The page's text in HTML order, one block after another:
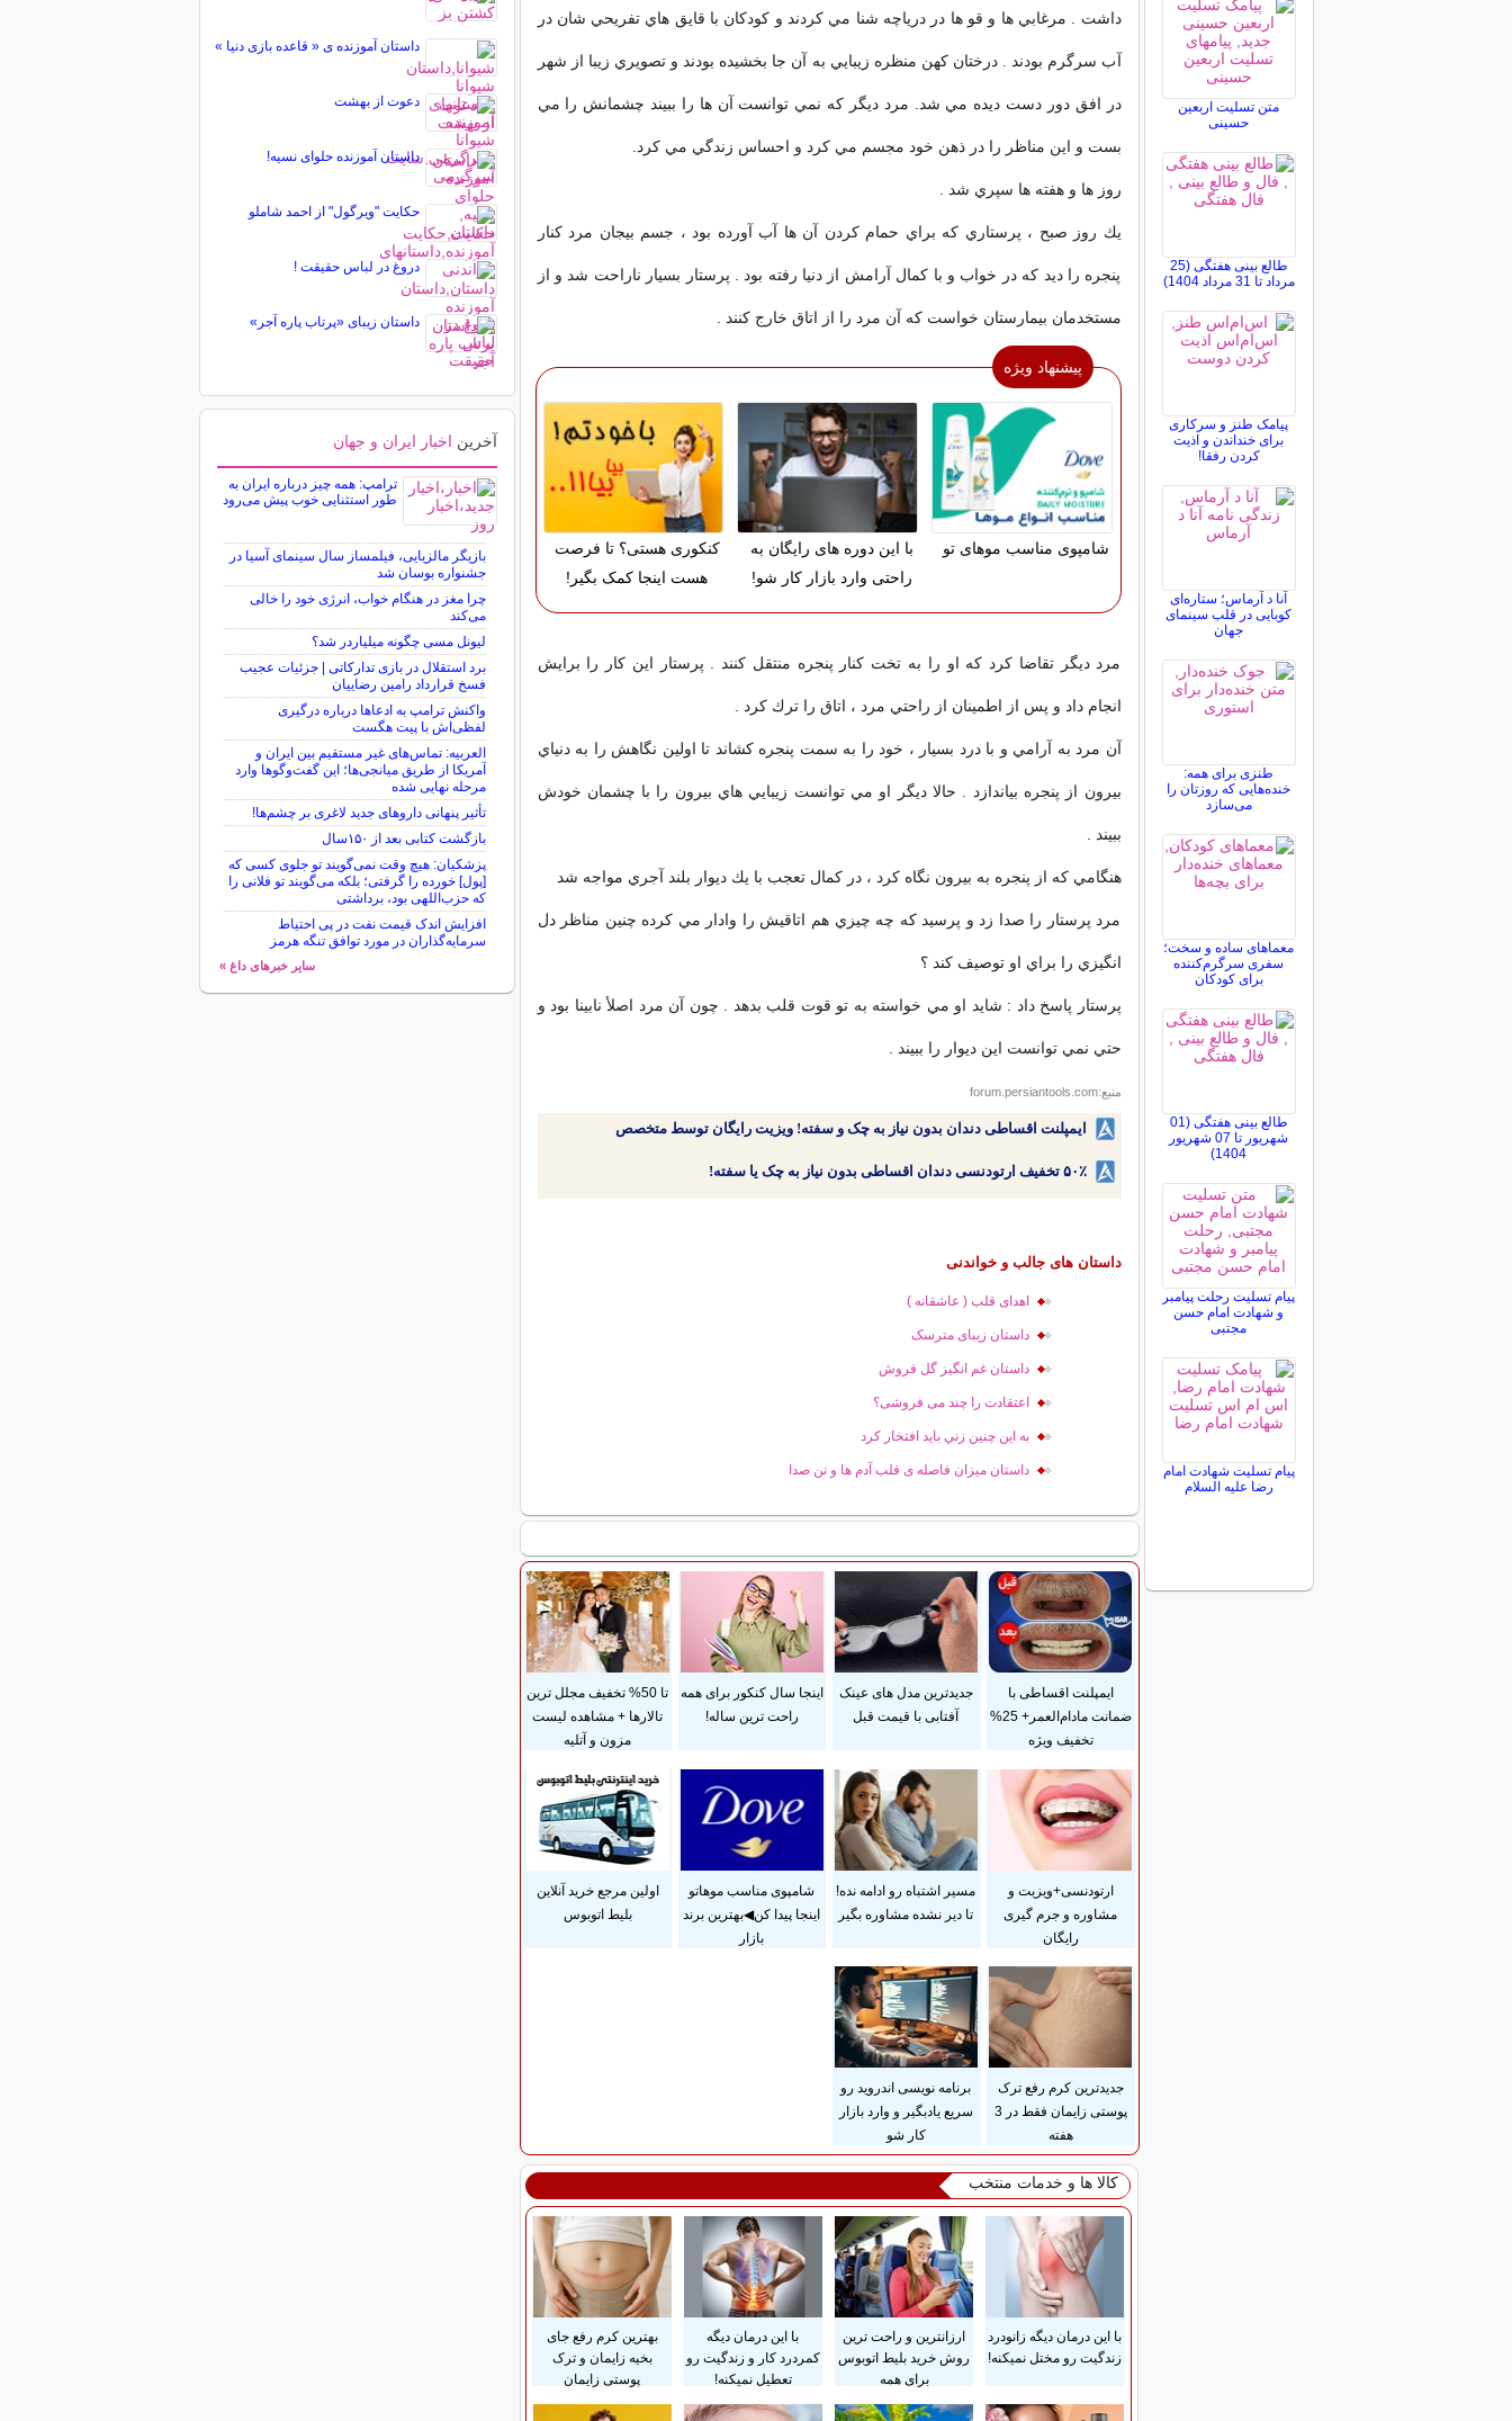
داشت . مرغابي ها و قو ها در درياچه شنا مي كردند و كودكان با قايق هاي تفريحي شان در
آب سرگرم بودند . درختان كهن منظره زيبايي به آن جا بخشيده بودند و تصويري زيبا از شهر
در افق دور دست ديده مي شد. مرد ديگر كه نمي توانست آن ها را ببيند چشمانش را مي
بست و اين مناظر را در ذهن خود مجسم مي كرد و احساس زندگي مي كرد.
روز ها و هفته ها سپري شد .
يك روز صبح ، پرستاري كه براي حمام كردن آن ها آب آورده بود ، جسم بيجان مرد كنار
پنجره را ديد كه در خواب و با كمال آرامش از دنيا رفته بود . پرستار بسيار ناراحت شد و از
مستخدمان بيمارستان خواست كه آن مرد را از اتاق خارج كنند .
پیشنهاد ویژه
شامپوی مناسب موهای تو
با این دوره های رایگان به
راحتی وارد بازار کار شو!
کنکوری هستی؟ تا فرصت
هست اینجا کمک بگیر!
مرد ديگر تقاضا كرد كه او را به تخت كنار پنجره منتقل كنند . پرستار اين كار را برايش
انجام داد و پس از اطمينان از راحتي مرد ، اتاق را ترك كرد .
آن مرد به آرامي و با درد بسيار ، خود را به سمت پنجره كشاند تا اولين نگاهش را به دنياي
بيرون از پنجره بياندازد . حالا ديگر او مي توانست زيبايي هاي بيرون را با چشمان خودش
ببيند .
هنگامي كه از پنجره به بيرون نگاه كرد ، در كمال تعجب با يك ديوار بلند آجري مواجه شد
مرد پرستار را صدا زد و پرسيد كه چه چيزي هم اتاقيش را وادار مي كرده چنين مناظر دل
انگيزي را براي او توصيف كند ؟
پرستار پاسخ داد : شايد او مي خواسته به تو قوت قلب بدهد . چون آن مرد اصلأ نابينا بود و
حتي نمي توانست اين ديوار را ببيند .
منبع:forum.persiantools.com
ایمپلنت اقساطی دندان بدون نیاز به چک و سفته! ویزیت رایگان توسط متخصص
۵۰٪ تخفیف ارتودنسی دندان اقساطی بدون نیاز به چک یا سفته!
داستان های جالب و خواندنی
اهدای قلب ( عاشقانه )
داستان زیبای مترسک
داستان غم انگیز گل فروش
اعتقادت را چند می فروشی؟
به اين چنين زني بايد افتخار كرد
داستان میزان فاصله ی قلب آدم ها و تن صدا
ایمپلنت اقساطی با
ضمانت مادام‌العمر+ 25%
تخفیف ویژه
جدیدترین مدل های عینک
آفتابی با قیمت قبل
اینجا سال کنکور برای همه
راحت ترین ساله!
تا 50% تخفیف مجلل ترین
تالارها + مشاهده لیست
مزون و آتلیه
ارتودنسی+ویزیت و
مشاوره و جرم گیری
رایگان
مسیر اشتباه رو ادامه نده!
تا دیر نشده مشاوره بگیر
شامپوی مناسب موهاتو
اینجا پیدا کن◀بهترین برند
بازار
اولین مرجع خرید آنلاین
بلیط اتوبوس
جدیدترین کرم رفع ترک
پوستی زایمان فقط در 3
هفته
برنامه نویسی اندروید رو
سریع یادبگیر و وارد بازار
کار شو
کالا ها و خدمات منتخب
با این درمان دیگه زانودرد
زندگیت رو مختل نمیکنه!
ارزانترین و راحت ترین
روش خرید بلیط اتوبوس
برای همه
با این درمان دیگه
کمردرد کار و زندگیت رو
تعطیل نمیکنه!
بهترین کرم رفع جای
بخیه زایمان و ترک
پوستی زایمان
متن تسلیت اربعین
حسینی
طالع بینی هفتگی (25
مرداد تا 31 مرداد 1404)
پیامک طنز و سرکاری
برای خنداندن و اذیت
کردن رفقا!
آنا د آرماس؛ ستاره‌ای
کوبایی در قلب سینمای
جهان
طنزی برای همه:
خنده‌هایی که روزتان را
می‌سازد
معماهای ساده و سخت؛
سفری سرگرم‌کننده
برای کودکان
طالع بینی هفتگی (01
شهریور تا 07 شهریور
1404)
پیام تسلیت رحلت پیامبر
و شهادت امام حسن
مجتبی
پیام تسلیت شهادت امام
رضا علیه السلام
داستان آموزنده ی « قاعده بازی دنیا »
دعوت از بهشت
داستان آموزنده حلوای نسیه!
حکایت "ویرگول" از احمد شاملو
دروغ در لباس حقیقت !
داستان زیبای «پرتاب پاره آجر»
آخرین اخبار ایران و جهان
ترامپ: همه چیز درباره ایران به
طور استثنایی خوب پیش می‌رود
بازیگر مالزیایی، فیلمساز سال سینمای آسیا در
جشنواره بوسان شد
چرا مغز در هنگام خواب، انرژی خود را خالی
می‌کند
لیونل مسی چگونه میلیاردر شد؟
برد استقلال در بازی تدارکاتی | جزئیات عجیب
فسخ قرارداد رامین رضاییان
واکنش ترامپ به ادعاها درباره درگیری
لفظی‌اش با پیت هگست
العربیه: تماس‌های غیر مستقیم بین ایران و
آمریکا از طریق میانجی‌ها؛ این گفت‌و‌گو‌ها وارد
مرحله نهایی شده
تأثیر پنهانی داروهای جدید لاغری بر چشم‌ها!
بازگشت کتابی بعد از ۱۵۰سال
پزشکیان: هیچ وقت نمی‌گویند تو جلوی کسی که
[پول] خورده را گرفتی؛ بلکه می‌گویند تو فلانی را
که حزب‌اللهی بود، برداشتی
افزایش اندک قیمت نفت در پی احتیاط
سرمایه‌گذاران در مورد توافق تنگه هرمز
سایر خبرهای داغ »